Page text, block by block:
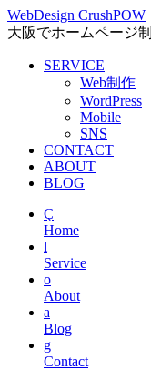
WebDesign CrushPOW
大阪でホームページ
Skip
SERVICE
Web制作
WordPress
Mobile
SNS
CONTACT
ABOUT
BLOG
Ç
Home
l
Service
o
About
a
Blog
g
Contact